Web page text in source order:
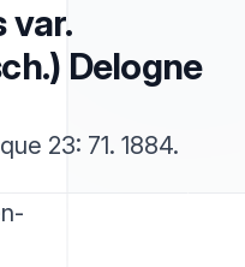
var.
Delogne
23: 71. 1884.